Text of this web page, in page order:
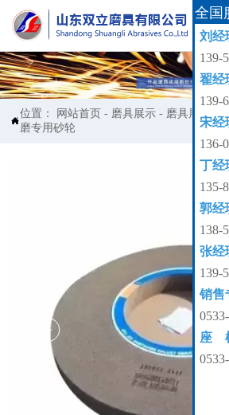

位置： 网站首页 - 磨具展示 - 磨具展示 -
磨专用砂轮
全国
刘经
139-
翟经
139-
宋经
136-
丁经
135-
郭经
138-
张经
139-
销售
座